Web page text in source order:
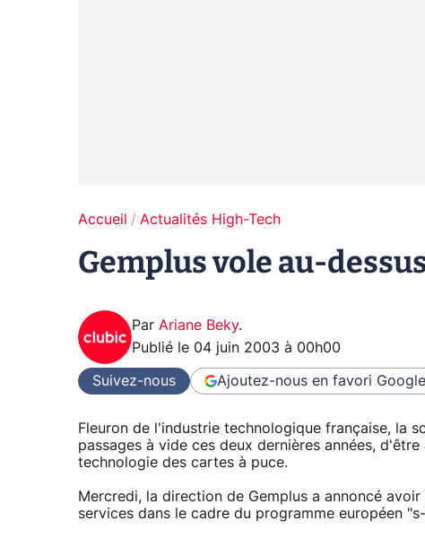
Accueil Actualités High-Tech
Gemplus vole au-
Par Ariane Beky.
Publié le 04 juin 2003 à 00h00
Suivez-nous Ajoutez-nous en favori Google
Fleuron de l'industrie technologique française, la
passages à vide ces deux dernières années,
technologie des cartes à puce.
Mercredi, la direction de Gemplus a annoncé
services dans le cadre du programme européen